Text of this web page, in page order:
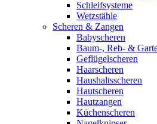
Schleifsysteme
Wetzstähle
Scheren & Zangen
Babyscheren
Baum-, Reb- &
Geflügelscheren
Haarscheren
Haushaltsscheren
Hautscheren
Hautzangen
Küchenscheren